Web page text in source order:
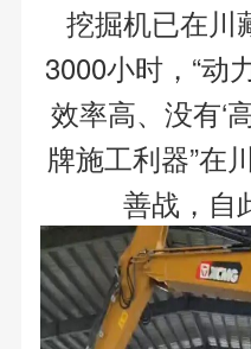
挖掘机已在川
3000小时，“动
效率高、没有‘
牌施工利器”在
善战，自